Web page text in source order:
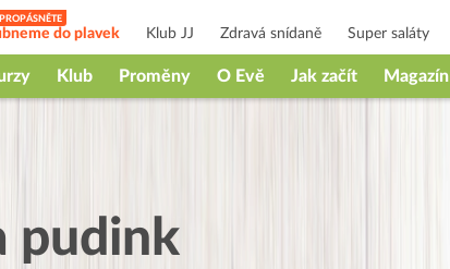
do plavek Klub JJ Zdravá snídaně Super saláty
Klub Proměny O Evě Jak začít Magazín
pudink